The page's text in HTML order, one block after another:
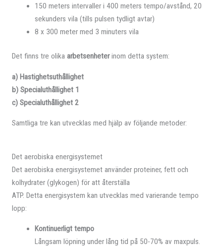
150 meters intervaller i 400 meters tempo/avstånd, 20
sekunders vila (tills pulsen tydligt avtar)
8 x 300 meter med 3 minuters vila
Det finns tre olika arbetsenheterinom detta system:
a) Hastighetsuthållighet
b) Specialuthållighet 1
c) Specialuthållighet 2
Samtliga tre kan utvecklas med hjälp av följande metoder:
Det aerobiska energisystemet
Det aerobiska energisystemet använder proteiner, fett och
kolhydrater (glykogen) för att återställa
ATP. Detta energisystem kan utvecklas med varierande tempo
lopp:
Kontinuerligt tempo
Långsam löpning under lång tid på 50-70% av maxpuls.